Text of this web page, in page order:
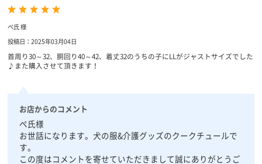
ぺ氏 様
投稿日：2025年03月04日
首周り30～32、胴回り40～42、着丈32のうちの子にLLがジャストサイズでした
♪また購入させて頂きます！
お店からのコメント
ぺ氏様
お世話になります。犬の服&介護グッズのクークチュールで
す。
この度はコメントを寄せていただきまして誠にありがとうご